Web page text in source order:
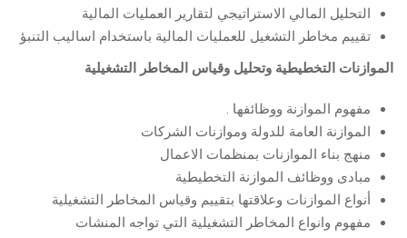
التحليل المالي الاستراتيجي لتقارير العمليات المالية
تقييم مخاطر التشغيل للعمليات المالية باستخدام اساليب التنبؤ
الموازنات التخطيطية وتحليل وقياس المخاطر التشغيلية
مفهوم الموازنة ووظائفها .
الموازنة العامة للدولة وموازنات الشركات
منهج بناء الموازنات بمنظمات الاعمال
مبادى ووظائف الموازنة التخطيطية
أنواع الموازنات وعلاقتها بتقييم وقياس المخاطر التشغيلية
مفهوم وانواع المخاطر التشغيلية التي تواجه المنشات